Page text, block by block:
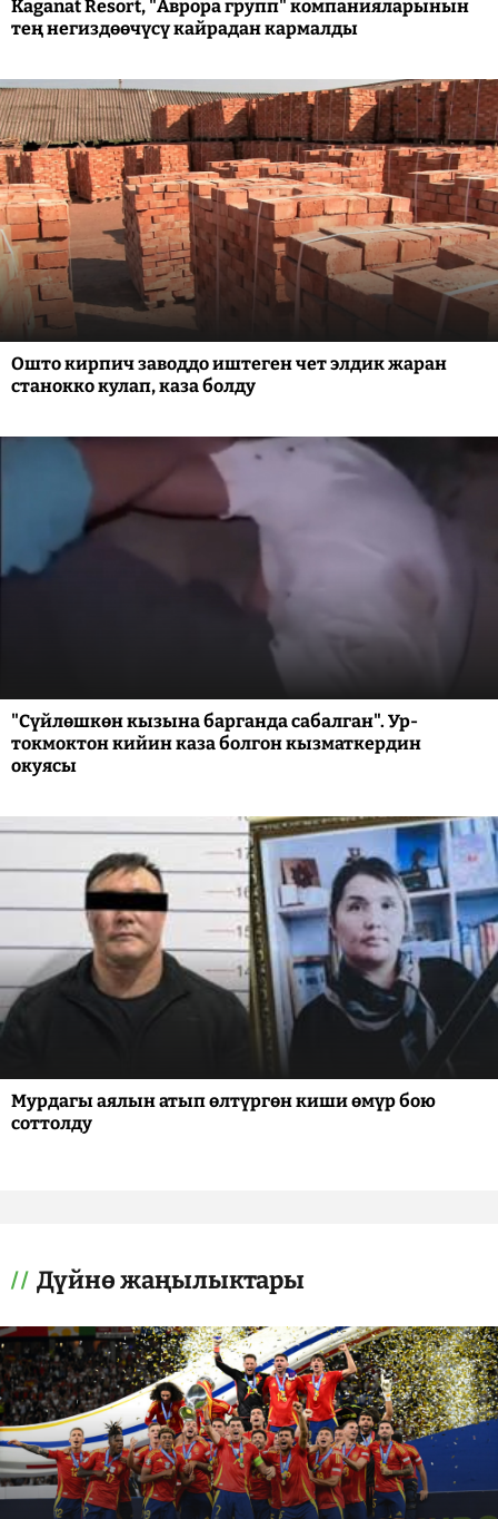
Kaganat Resort, "Аврора групп" компанияларынын
тең негиздөөчүсү кайрадан кармалды
Ошто кирпич заводдо иштеген чет элдик жаран
станокко кулап, каза болду
"Сүйлөшкөн кызына барганда сабалган". Ур-
токмоктон кийин каза болгон кызматкердин
окуясы
Мурдагы аялын атып өлтүргөн киши өмүр бою
соттолду
Дүйнө жаңылыктары